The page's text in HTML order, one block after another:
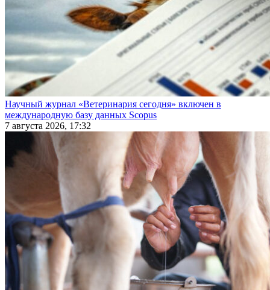
Научный журнал «Ветеринария сегодня» включен в
международную базу данных Scopus
7 августа 2026, 17:32